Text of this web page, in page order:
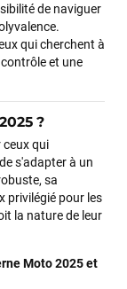
de naviguer
qui cherchent à
et une
?
ceux qui
s'adapter à un
sa
privilégié pour les
la nature de leur
Moto 2025 et
ma board eux
pensé !
sympas. Merci
service.
état.